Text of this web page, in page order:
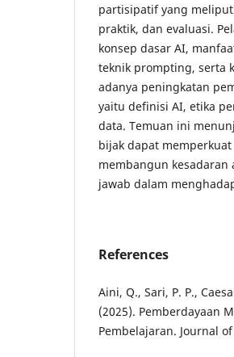
partisipatif yang
praktik, dan evaluasi.
konsep dasar AI,
teknik prompting, serta
adanya peningkatan
yaitu definisi AI, etika
data. Temuan ini
bijak dapat
membangun
jawab dalam
References
Aini, Q., Sari, P. P.,
(2025). Pemberdayaan
Pembelajaran. Journal